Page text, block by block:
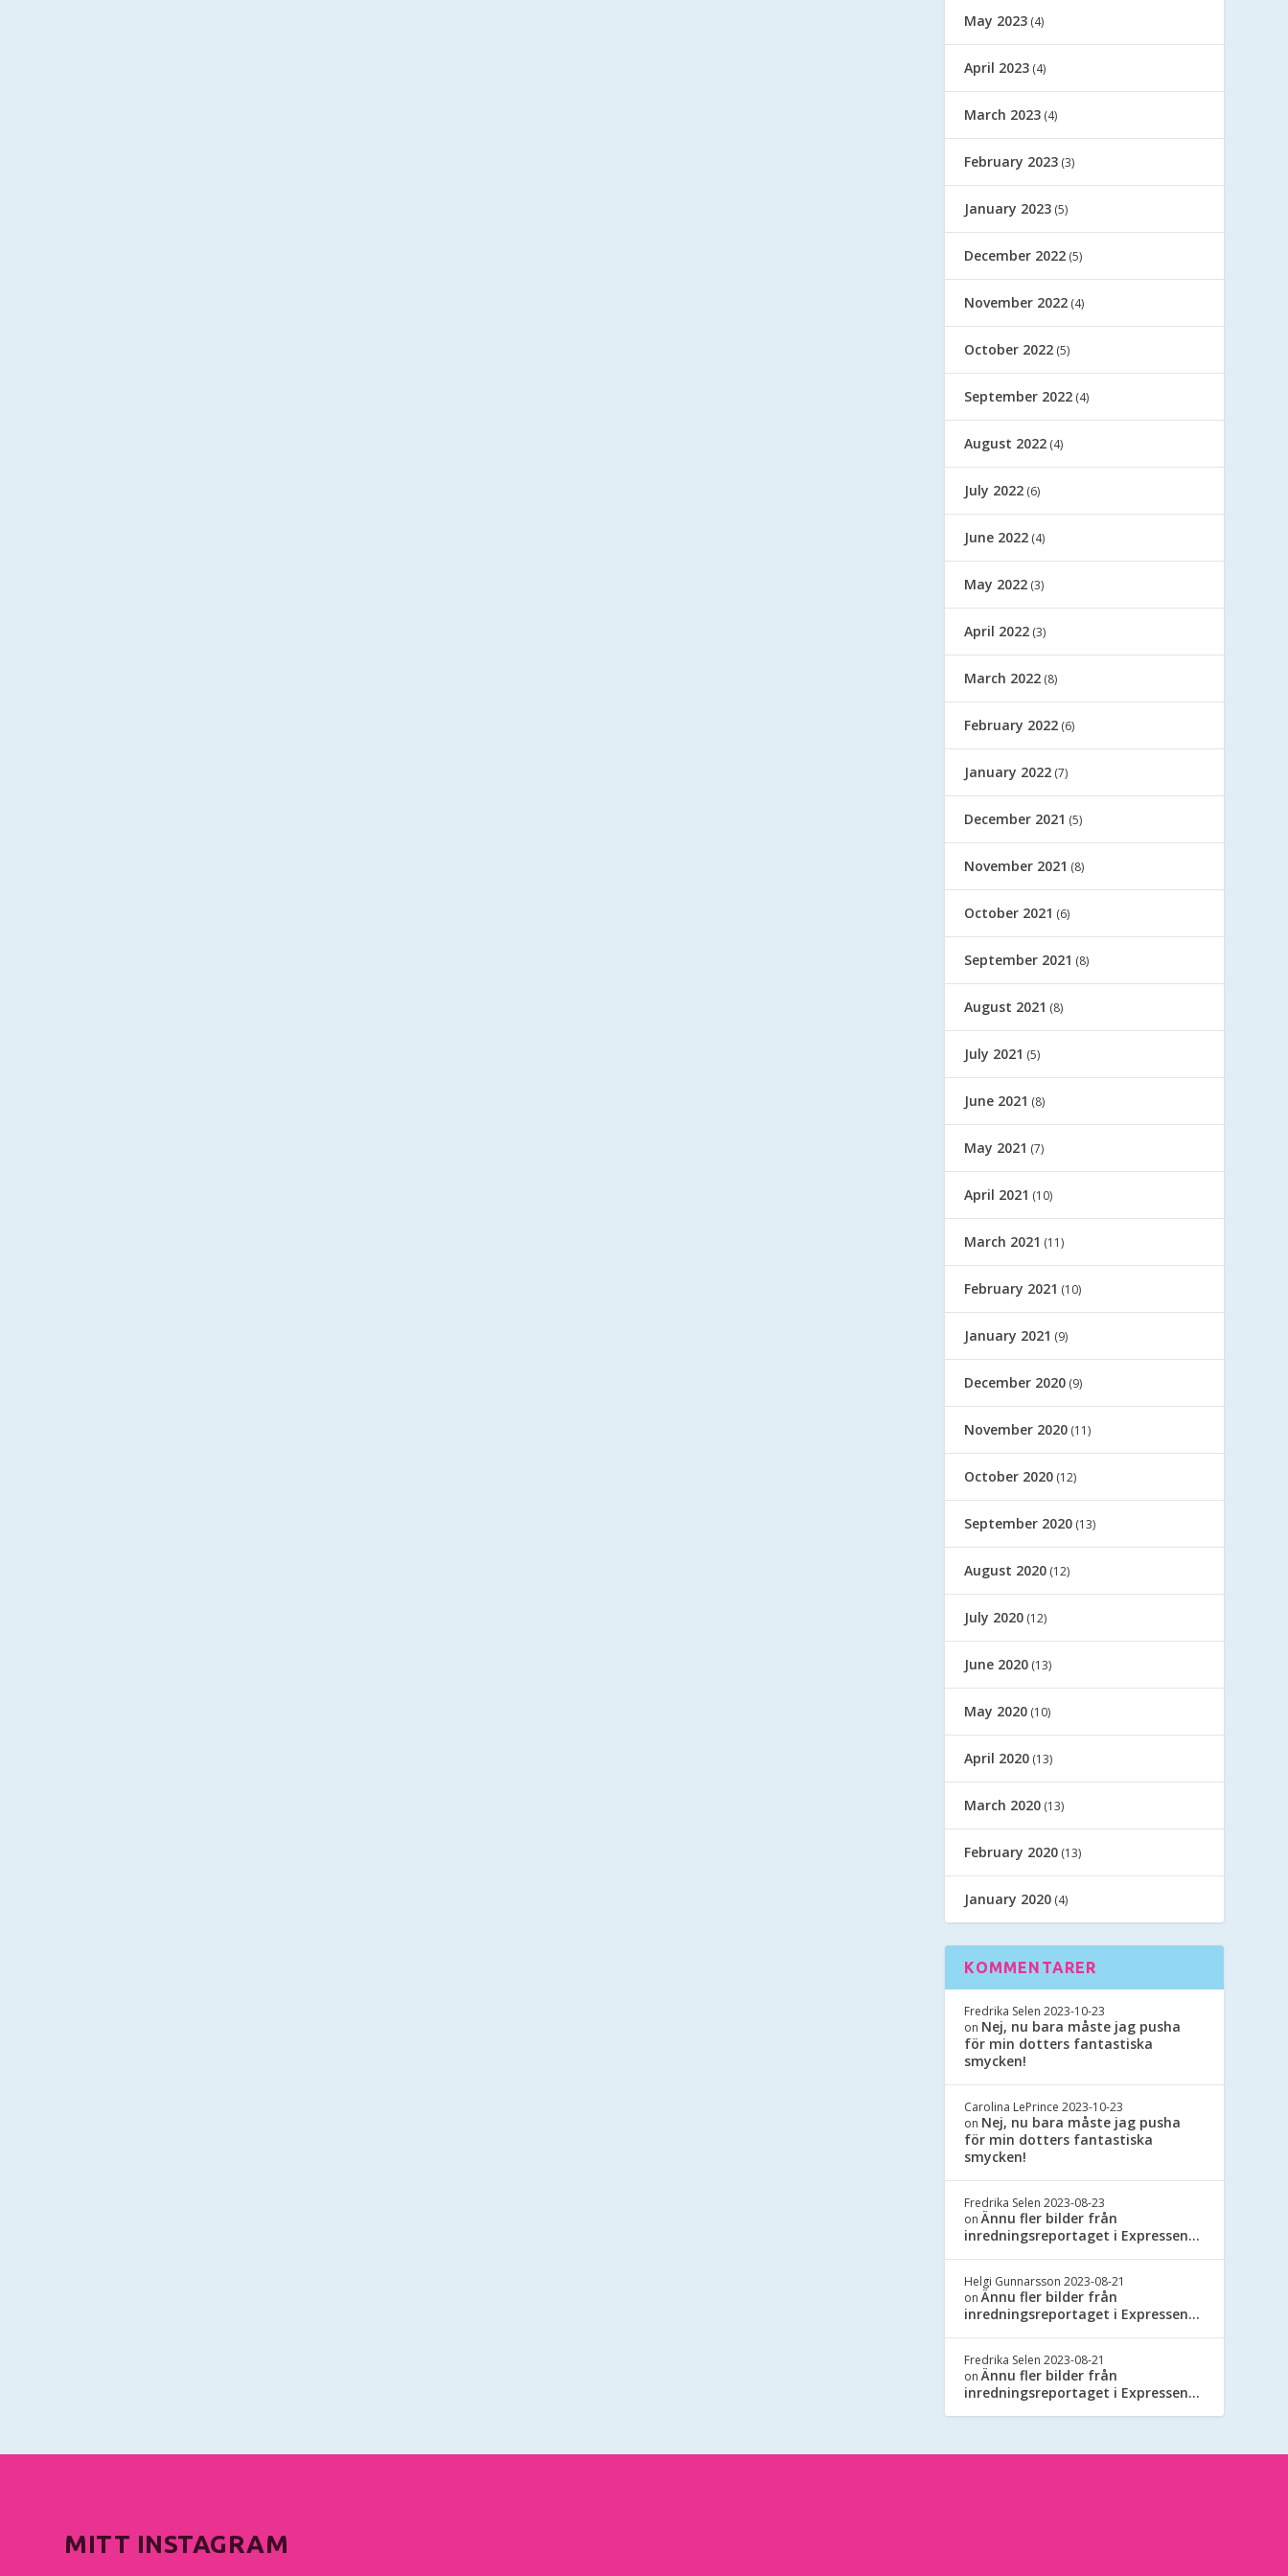
May 2023 (4)
April 2023 (4)
March 2023 (4)
February 2023 (3)
January 2023 (5)
December 2022 (5)
November 2022 (4)
October 2022 (5)
September 2022 (4)
August 2022 (4)
July 2022 (6)
June 2022 (4)
May 2022 (3)
April 2022 (3)
March 2022 (8)
February 2022 (6)
January 2022 (7)
December 2021 (5)
November 2021 (8)
October 2021 (6)
September 2021 (8)
August 2021 (8)
July 2021 (5)
June 2021 (8)
May 2021 (7)
April 2021 (10)
March 2021 (11)
February 2021 (10)
January 2021 (9)
December 2020 (9)
November 2020 (11)
October 2020 (12)
September 2020 (13)
August 2020 (12)
July 2020 (12)
June 2020 (13)
May 2020 (10)
April 2020 (13)
March 2020 (13)
February 2020 (13)
January 2020 (4)
KOMMENTARER
Fredrika Selen 2023-10-23
on Nej, nu bara måste jag pusha
för min dotters fantastiska
smycken!
Carolina LePrince 2023-10-23
on Nej, nu bara måste jag pusha
för min dotters fantastiska
smycken!
Fredrika Selen 2023-08-23
onÄnnu fler bilder från
inredningsreportaget i Expressen…
Helgi Gunnarsson 2023-08-21
onÄnnu fler bilder från
inredningsreportaget i Expressen…
Fredrika Selen 2023-08-21
onÄnnu fler bilder från
inredningsreportaget i Expressen…
MITT INSTAGRAM